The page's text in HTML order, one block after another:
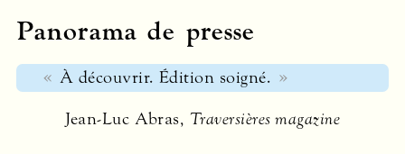
Panorama de presse
À découvrir. Édition soigné.
Jean-Luc Abras, Traversières magazine